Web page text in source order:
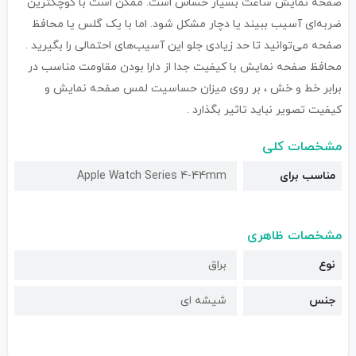
ضربه‌ای آسیب ببیند یا دچار مشکل شود. اما با یک گلس یا محافظ
صفحه می‌توانید تا حد زیادی جلو این آسیب‌های احتمالی را بگیرید .
محافظ صفحه نمایش با کیفیت جدا از دارا بودن مقاومت مناسب در
برابر خط و خش ، بر روی میزان حساسیت لمس صفحه نمایش و
کیفیت تصویر نباید تاثیر بگذارد .
مشخصات کلی
مناسب برای Apple Watch Series 4-44mm
مشخصات ظاهری
نوع براق
جنس شیشه ای